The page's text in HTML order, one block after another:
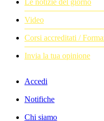
Video
Corsi accreditati /
Invia la tua opinione
Accedi
Notifiche
Chi siamo